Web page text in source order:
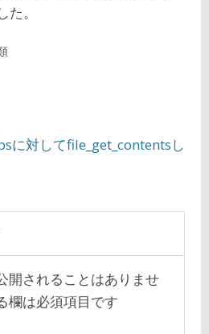
。
に対してfile_get_contentsし
開されることはありませ
欄は必須項目です